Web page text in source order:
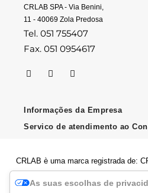
CRLAB SPA - Via Benini,
11 - 40069 Zola Predosa
Tel. 051 755407
Fax. 051 0954617
Informações da Empresa
Servico de atendimento ao
CRLAB è uma marca registrada de:
As suas escolhas de